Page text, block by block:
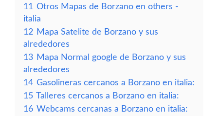
11 Otros Mapas de Borzano en others -
italia
12 Mapa Satelite de Borzano y sus
alrededores
13 Mapa Normal google de Borzano y sus
alrededores
14 Gasolineras cercanos a Borzano en italia:
15 Talleres cercanos a Borzano en italia:
16 Webcams cercanas a Borzano en italia: